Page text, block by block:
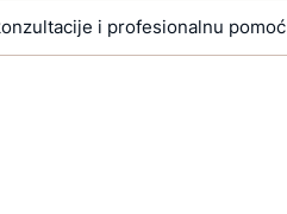
i profesionalnu pomoć